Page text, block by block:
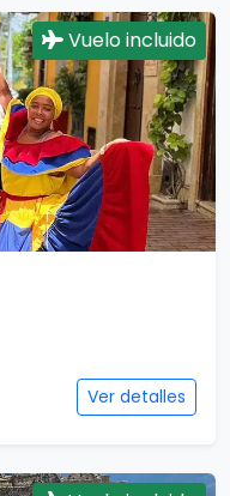
Vuelo incluido
Ver detalles